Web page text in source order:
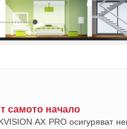
самото начало
AX PRO осигуряват